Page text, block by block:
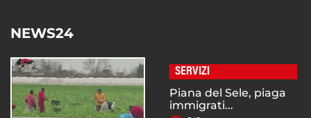
NEWS24
SERVIZI
Piana del Sele, piaga
immigrati...